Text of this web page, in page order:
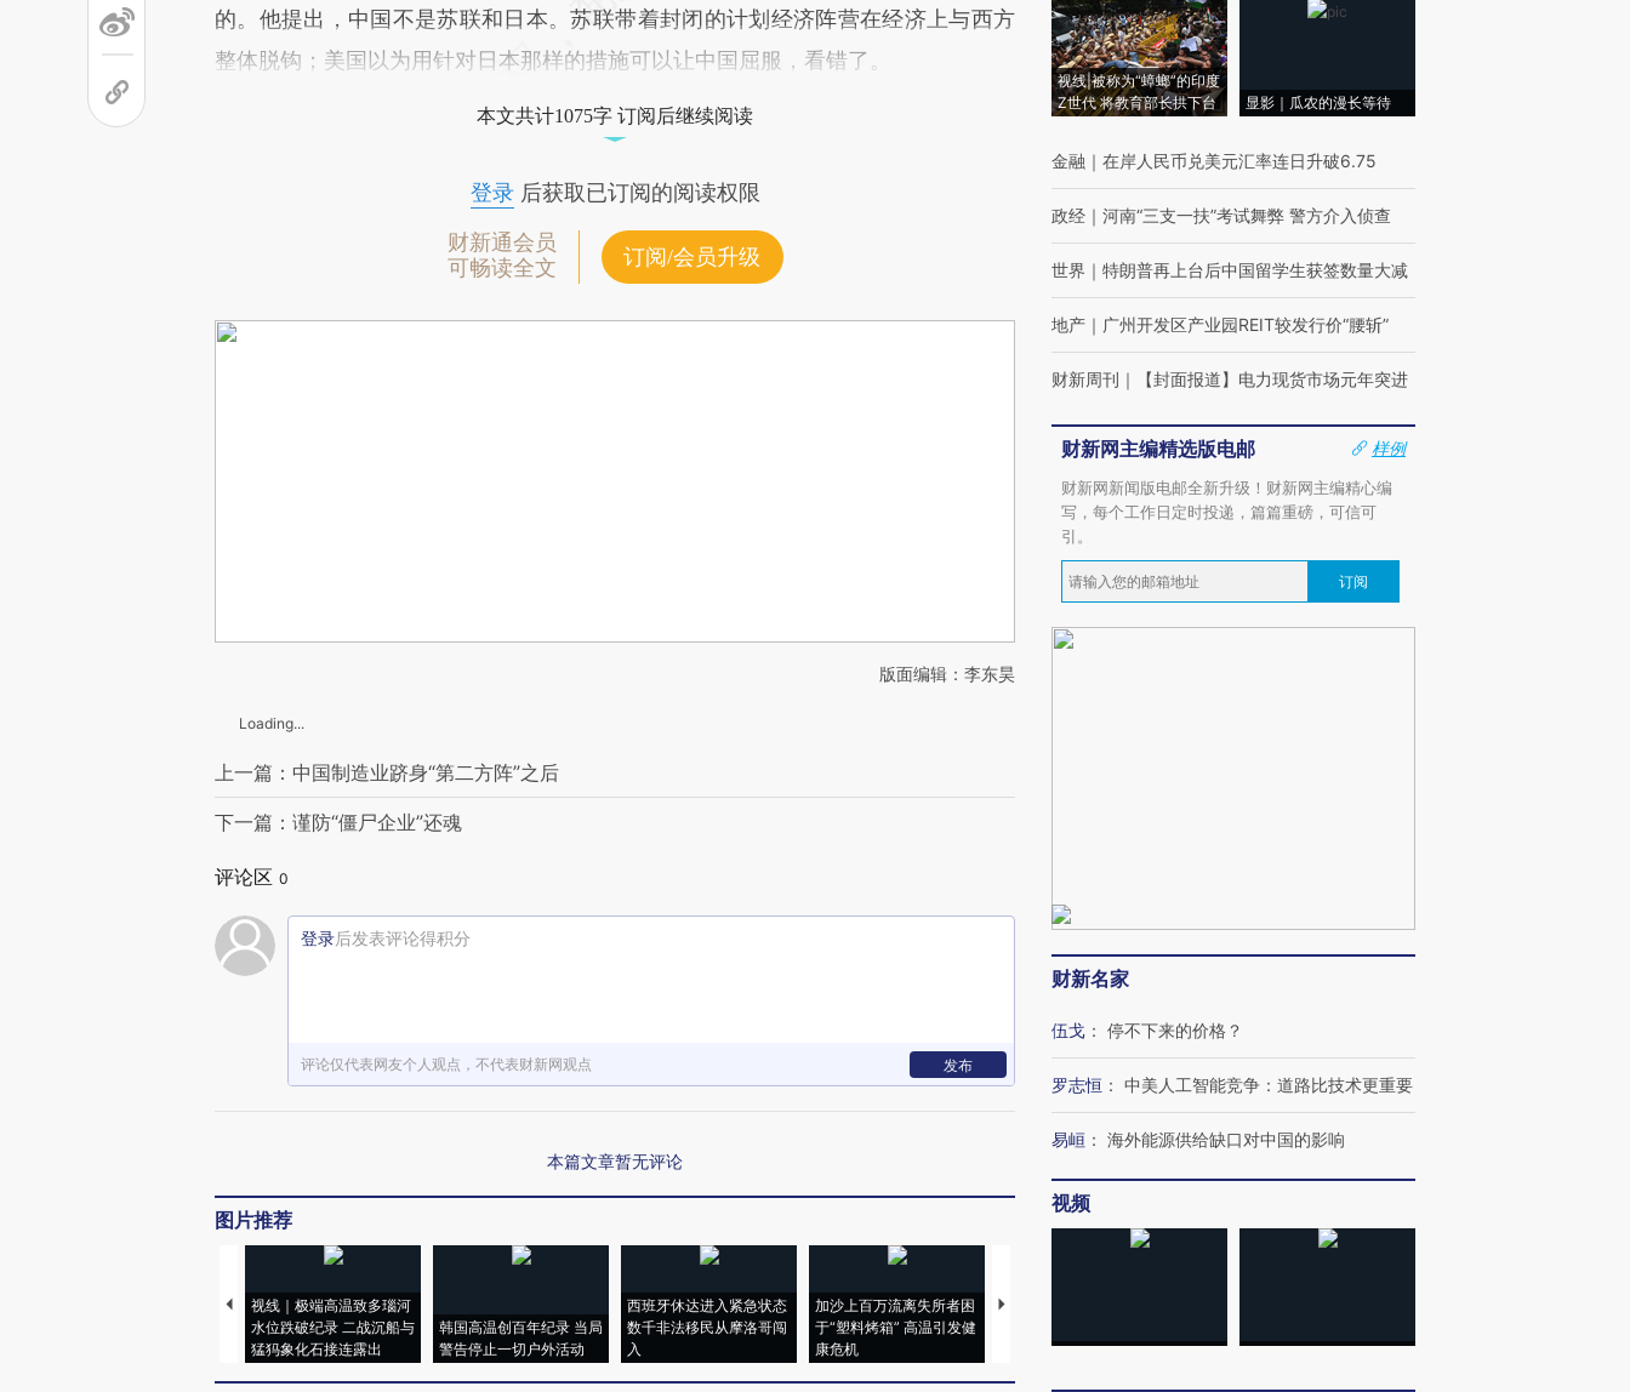
的。他提出，中国不是苏联和日本。苏联带着封闭的计划经济阵营在经济上与西方
整体脱钩；美国以为用针对日本那样的措施可以让中国屈服，看错了。
本文共计1075字 订阅后继续阅读
登录后获取已订阅的阅读权限
财新通会员
可畅读全文
订阅/会员升级
版面编辑：李东昊
Loading...
上一篇：中国制造业跻身“第二方阵”之后
下一篇：谨防“僵尸企业”还魂
评论区 0
登录后发表评论得积分
评论仅代表网友个人观点，不代表财新网观点 发布
本篇文章暂无评论
图片推荐
视线｜极端高温致多瑙河
水位跌破纪录 二战沉船与
猛犸象化石接连露出
韩国高温创百年纪录 当局
警告停止一切户外活动
西班牙休达进入紧急状态
数千非法移民从摩洛哥闯
入
加沙上百万流离失所者困
于“塑料烤箱” 高温引发健
康危机
马航飞行员跨国走私7万
心“花钱找虐”？
要防空导弹“救急”
视线|被称为“蟑螂”的印度
Z世代 将教育部长拱下台
显影｜瓜农的漫长等待
金融 ｜ 在岸人民币兑美元汇率连日升破6.75
政经 ｜ 河南“三支一扶”考试舞弊 警方介入侦查
世界 ｜ 特朗普再上台后中国留学生获签数量大减
地产 ｜ 广州开发区产业园REIT较发行价“腰斩”
财新周刊 ｜ 【封面报道】电力现货市场元年突进
财新网主编精选版电邮
样例
财新网新闻版电邮全新升级！财新网主编精心编
写，每个工作日定时投递，篇篇重磅，可信可
引。
订阅
财新名家
伍戈 ： 停不下来的价格？
罗志恒 ： 中美人工智能竞争：道路比技术更重要
易峘 ： 海外能源供给缺口对中国的影响
视频